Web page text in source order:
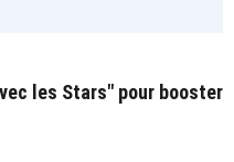
les Stars" pour booster